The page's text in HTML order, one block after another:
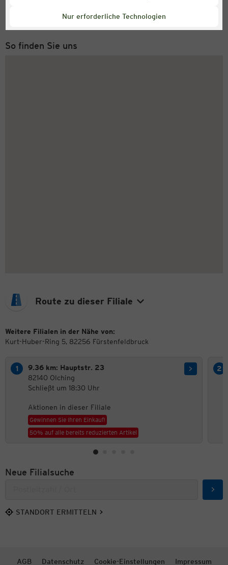
Nur erforderliche Technologien
Montag bis Freitag 8-18 Uhr
So finden Sie uns
Route zu dieser Filiale
Weitere Filialen in der Nähe von:
Kurt-Huber-Ring 5, 82256 Fürstenfeldbruck
9.36 km: Hauptstr. 23
82140 Olching
Schließt um 18:30 Uhr
Aktionen in dieser Filiale
Gewinnen Sie Ihren Einkauf!
50% auf alle bereits reduzierten Artikel
Neue Filialsuche
STANDORT ERMITTELN
AGB Datenschutz Cookie-Einstellungen Impressum